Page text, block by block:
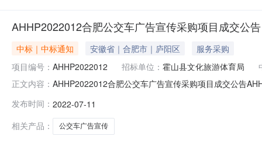
AHHP2022012合肥公交车广告宣传采购项目成交公告
中标｜中标通知 安徽省｜合肥市｜庐阳区
服务采购
项目编号： AHHP2022012 招标单位： 霍山县文化旅游体育局
正文内容： AHHP2022012合肥公交车广告宣传采购项目成交公告
安徽省合肥市蜀山区怀宁路西大溪地现代城三期45幢
发布时间： 2022-07-11
相关产品：
公交车广告宣传